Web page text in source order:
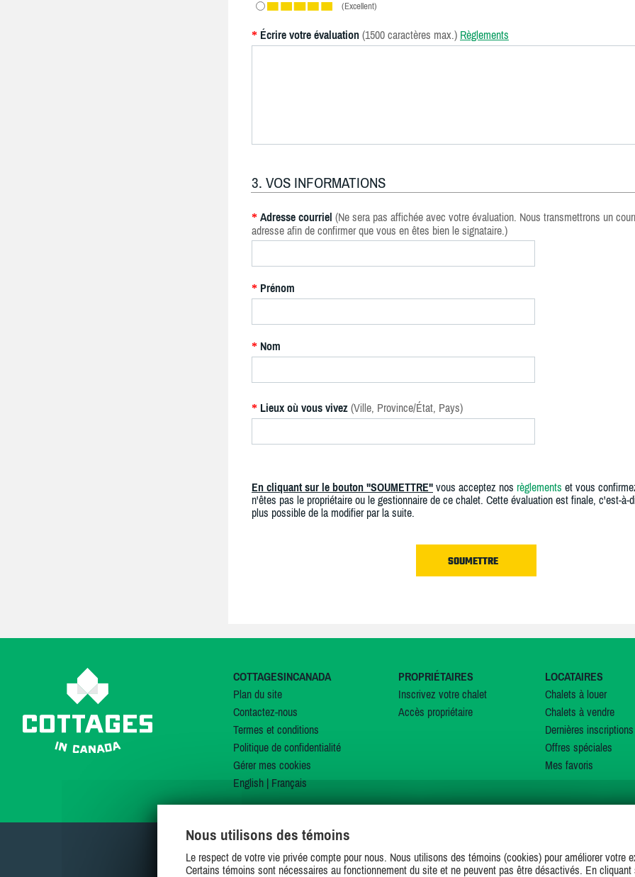
(Excellent)
* Écrire votre évaluation (1500 caractères max.) Règlements
3. VOS INFORMATIONS
* Adresse courriel (Ne sera pas affichée avec votre évaluation. Nous transmettrons un
adresse afin de confirmer que vous en êtes bien le signataire.)
* Prénom
* Nom
* Lieux où vous vivez (Ville, Province/État, Pays)
En cliquant sur le bouton "SOUMETTRE" vous acceptez nos règlements et vous
n'êtes pas le propriétaire ou le gestionnaire de ce chalet. Cette évaluation est finale, c'est-à-
plus possible de la modifier par la suite.
COTTAGESINCANADA
Plan du site
Contactez-nous
Termes et conditions
Politique de confidentialité
Gérer mes cookies
English| Français
PROPRIÉTAIRES
Inscrivez votre chalet
Accès propriétaire
LOCATAIRES
Chalets à louer
Chalets à vendre
Dernières inscriptions
Offres spéciales
Mes favoris
SUIVEZ-NOUS SUR
Nous utilisons des témoins
Le respect de votre vie privée compte pour nous. Nous utilisons des témoins (cookies) pour améliorer votre
Certains témoins sont nécessaires au fonctionnement du site et ne peuvent pas être désactivés. En